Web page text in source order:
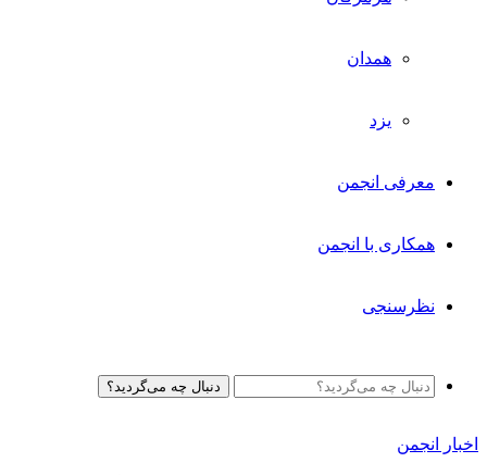
همدان
یزد
معرفی انجمن
همکاری با انجمن
نظرسنجی
دنبال چه می‌گردید؟
اخبار انجمن